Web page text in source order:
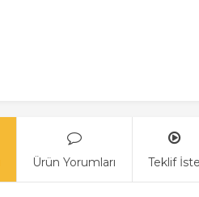
Ürün Yorumları Teklif